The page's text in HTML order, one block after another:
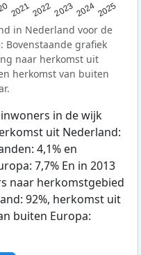
20212022202320242025
in Nederland voor de
Bovenstaande grafiek
naar herkomst uit
herkomst van buiten
in de wijk
uit Nederland:
4,1% en
7,7% En in 2013
naar herkomstgebied
92%, herkomst uit
buiten Europa: